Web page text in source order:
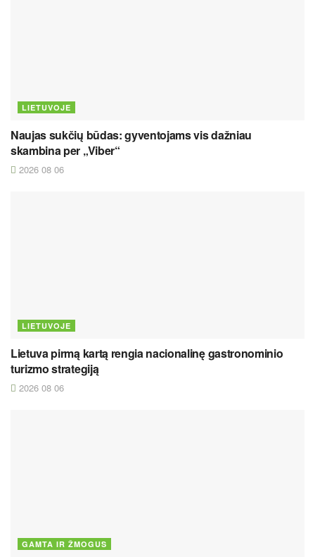
LIETUVOJE
Naujas sukčių būdas: gyventojams vis dažniau
skambina per „Viber“
2026 08 06
LIETUVOJE
Lietuva pirmą kartą rengia nacionalinę gastronominio
turizmo strategiją
2026 08 06
GAMTA IR ŽMOGUS